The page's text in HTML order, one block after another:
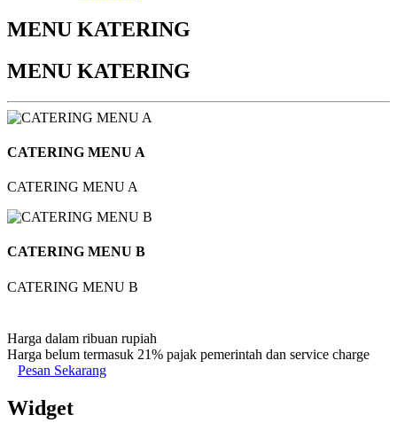
MENU KATERING
MENU KATERING
CATERING MENU A
CATERING MENU A
CATERING MENU B
CATERING MENU B
Harga dalam ribuan rupiah
Harga belum termasuk 21% pajak pemerintah dan service charge
Pesan Sekarang
Widget